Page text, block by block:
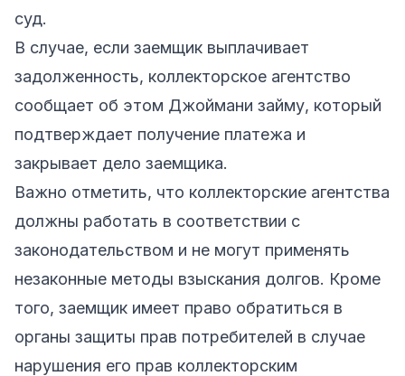
суд.
В случае, если заемщик выплачивает
задолженность, коллекторское агентство
сообщает об этом Джоймани займу, который
подтверждает получение платежа и
закрывает дело заемщика.
Важно отметить, что коллекторские агентства
должны работать в соответствии с
законодательством и не могут применять
незаконные методы взыскания долгов. Кроме
того, заемщик имеет право обратиться в
органы защиты прав потребителей в случае
нарушения его прав коллекторским